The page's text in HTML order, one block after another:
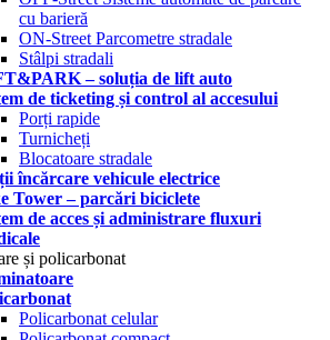
cu barieră
ON-Street Parcometre stradale
Stâlpi stradali
– soluția de lift auto
de ticketing și control al accesului
Porți rapide
Turnicheți
Blocatoare stradale
încărcare vehicule electrice
Tower – parcări biciclete
de acces și administrare fluxuri
și policarbonat
Policarbonat celular